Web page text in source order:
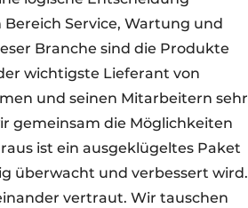
Service, Wartung und
Branche sind die Produkte
wichtigste Lieferant von
und seinen Mitarbeitern sehr
gemeinsam die Möglichkeiten
ist ein ausgeklügeltes Paket
überwacht und verbessert wird.
vertraut. Wir tauschen